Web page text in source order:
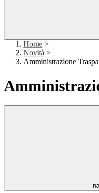
Home >
Novità >
Amministrazione